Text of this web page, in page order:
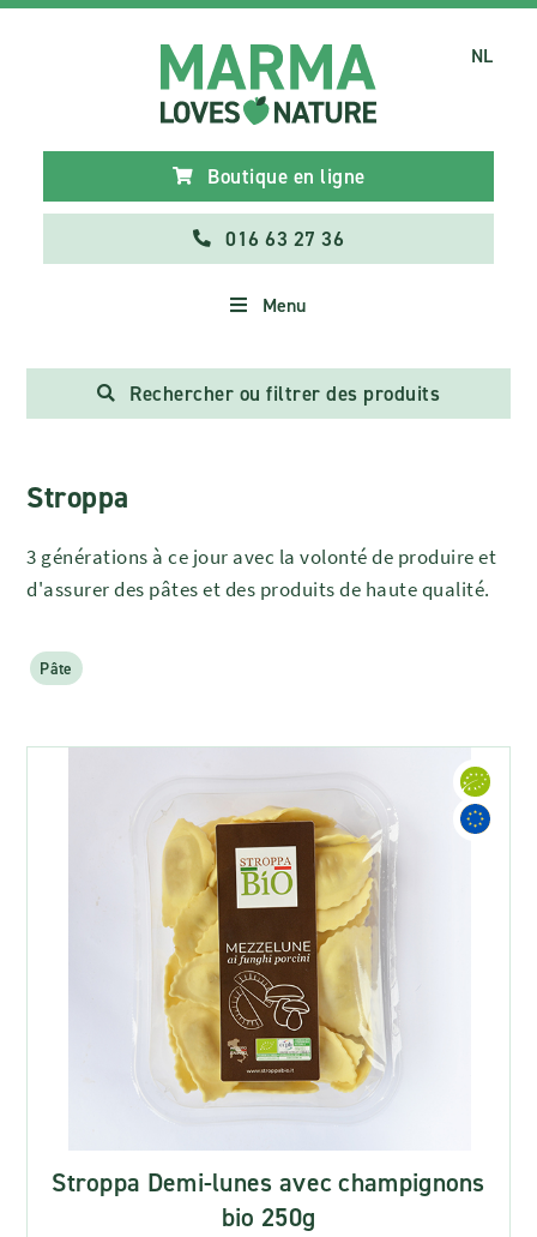
Boutique en ligne
016 63 27 36
Menu
NL
Rechercher ou filtrer des produits
Stroppa
3 générations à ce jour avec la volonté de produire et
d'assurer des pâtes et des produits de haute qualité.
Pâte
Stroppa Demi-lunes avec champignons
bio 250g